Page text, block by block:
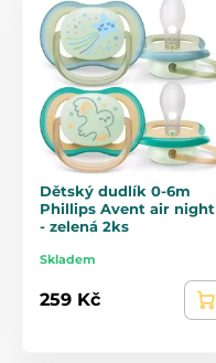
Dětský dudlík 0-6m
Phillips Avent air night
- zelená 2ks
Skladem
259 Kč